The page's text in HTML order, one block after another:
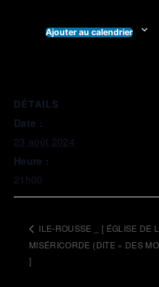
Ajouter au calendrier
DÉTAILS
Date :
23 août 2024
Heure :
21h00
ILE-ROUSSE _ [ ÉGLISE DE
MISÉRICORDE (DITE « DES
]